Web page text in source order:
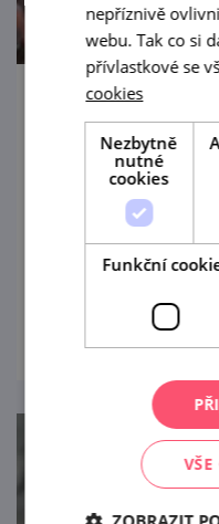
Večer s
Na hudebně
můžete dorazit
nepříznivě
webu. Tak co si
přívlastkové se
cookies
Nezbytně
nutné
cookies
Funkční